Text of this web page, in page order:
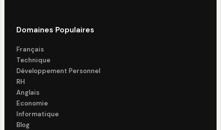
Domaines Populaires
Français
Technique
Développement Personnel
RH
Anglais
Economie
Informatique
Blog